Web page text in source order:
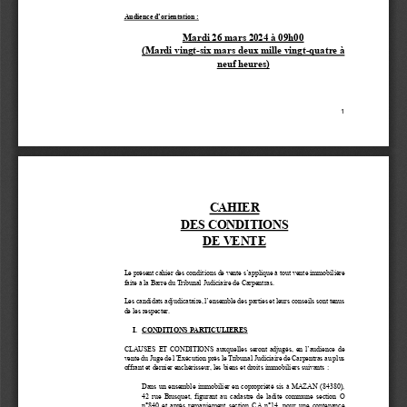
1
Audience d’orientation :
Mardi 26 mars 2024 à 09h00
(Mardi vingt-six mars deux mille vingt-quatre à
neuf heures)
CAHIER
DES CONDITIONS
DE VENTE
Le présent cahier des conditions de vente s’applique à tout vente immobilière
faite à la Barre du Tribunal Judiciaire de Carpentras.
Les candidats adjudicataire, l’ensemble des parties et leurs conseils sont tenus
de les respecter.
I. CONDITIONS PARTICULIERES
CLAUSES ET CONDITIONS auxquelles seront adjugés, en l’audience de
vente du Juge de l’Exécution près le Tribunal Judiciaire de Carpentras au plus
offrant et dernier enchérisseur, les biens et droits immobiliers suivants :
Dans un ensemble immobilier en copropriété sis à MAZAN (84380),
42 rue Brusquet, figurant au cadastre de ladite commune section O
n°840 et après remaniement section CA n°14, pour une contenance